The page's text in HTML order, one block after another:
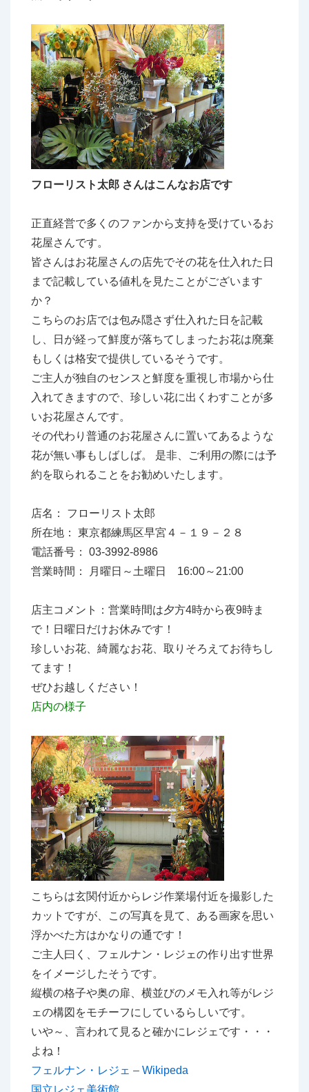
フローリスト太郎 さんはこんなお店です
正直経営で多くのファンから支持を受けているお
花屋さんです。
皆さんはお花屋さんの店先でその花を仕入れた日
まで記載している値札を見たことがございます
か？
こちらのお店では包み隠さず仕入れた日を記載
し、日が経って鮮度が落ちてしまったお花は廃棄
もしくは格安で提供しているそうです。
ご主人が独自のセンスと鮮度を重視し市場から仕
入れてきますので、珍しい花に出くわすことが多
いお花屋さんです。
その代わり普通のお花屋さんに置いてあるような
花が無い事もしばしば。 是非、ご利用の際には予
約を取られることをお勧めいたします。
店名： フローリスト太郎
所在地： 東京都練馬区早宮４－１９－２８
電話番号： 03-3992-8986
営業時間： 月曜日～土曜日 16:00～21:00
店主コメント：営業時間は夕方4時から夜9時ま
で！日曜日だけお休みです！
珍しいお花、綺麗なお花、取りそろえてお待ちし
てます！
ぜひお越しください！
店内の様子
こちらは玄関付近からレジ作業場付近を撮影した
カットですが、この写真を見て、ある画家を思い
浮かべた方はかなりの通です！
ご主人曰く、フェルナン・レジェの作り出す世界
をイメージしたそうです。
縦横の格子や奥の扉、横並びのメモ入れ等がレジ
ェの構図をモチーフにしているらしいです。
いや～、言われて見ると確かにレジェです・・・
よね！
フェルナン・レジェ – Wikipeda
国立レジェ美術館